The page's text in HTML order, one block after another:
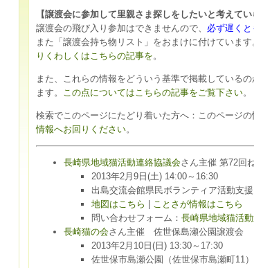
【譲渡会に参加して里親さま探しをしたいと考えてい
譲渡会の飛び入り参加はできませんので、 必ず遅く
また「譲渡会持ち物リスト」をおまけに付けていま
りくわしくはこちらの記事を 。
また、これらの情報をどういう基準で掲載している
ます。
この点についてはこちらの記事をご覧下さい。
検索でこのページにたどり着いた方へ：このページの
情報へお回りください。
長崎県地域猫活動連絡協議会さん主催 第72回
2013年2月9日(土) 14:00～16:30
出島交流会館県民ボランティア活動支
地図はこちら | ことさが情報はこちら
問い合わせフォーム： 長崎県地域猫活
長崎猫の会さん主催 佐世保島瀬公園譲渡会
2013年2月10日(日) 13:30～17:30
佐世保市島瀬公園（佐世保市島瀬町11